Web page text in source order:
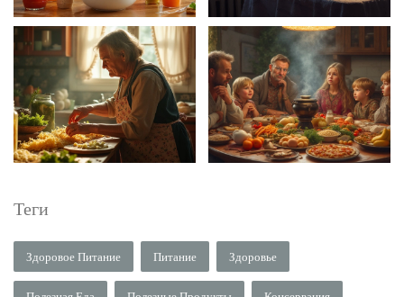
Теги
Здоровое Питание Питание Здоровье